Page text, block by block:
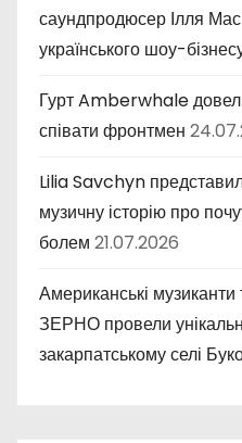
саундпродюсер Ілля
українського шоу-
Гурт Amberwhale
співати фронтмен
Lilia Savchyn
музичну історію про
болем 21.07.2026
Американські музиканти
ЗЕРНО провели
закарпатському селі